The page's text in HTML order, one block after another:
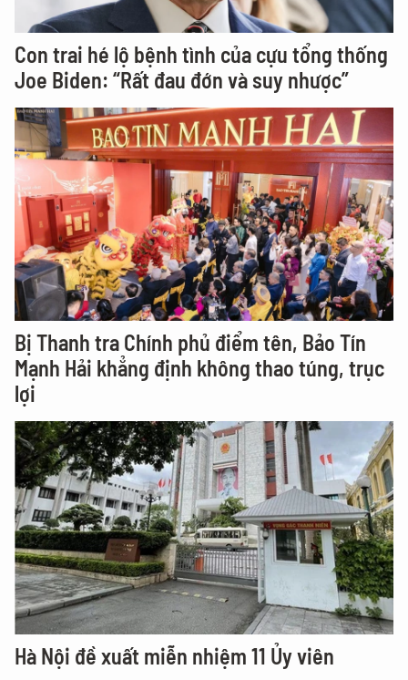
Con trai hé lộ bệnh tình của cựu tổng thống
Joe Biden: “Rất đau đớn và suy nhược”
Bị Thanh tra Chính phủ điểm tên, Bảo Tín
Mạnh Hải khẳng định không thao túng, trục
lợi
Hà Nội đề xuất miễn nhiệm 11 Ủy viên